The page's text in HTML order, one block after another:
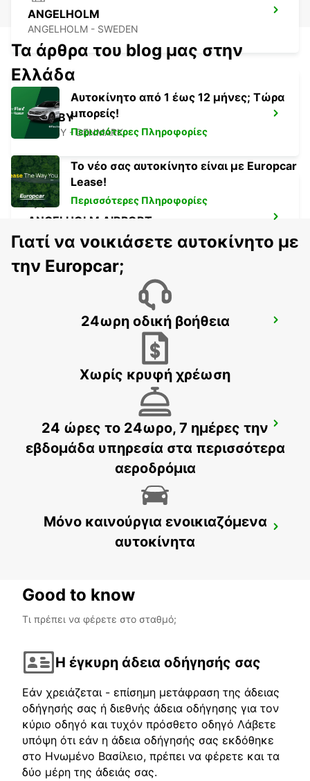
ANGELHOLM
ANGELHOLM - SWEDEN
LYNGBY
LYNGBY - DENMARK
ANGELHOLM AIRPORT
ANGELHOLM - SWEDEN
COPENHAGEN GAMMEL KONGEVEJ
COPENHAGEN - DENMARK
ALBERTSLUND
ALBERTSLUND - DENMARK
Τα άρθρα του blog μας στην
Ελλάδα
Αυτοκίνητο από 1 έως 12 μήνες; Τώρα
μπορείς!
Περισσότερες Πληροφορίες
Το νέο σας αυτοκίνητο είναι με Europcar
Lease!
Περισσότερες Πληροφορίες
Γιατί να νοικιάσετε αυτοκίνητο με
την Europcar;
24ωρη οδική βοήθεια
Χωρίς κρυφή χρέωση
24 ώρες το 24ωρο, 7 ημέρες την
εβδομάδα υπηρεσία στα περισσότερα
αεροδρόμια
Μόνο καινούργια ενοικιαζόμενα
αυτοκίνητα
Good to know
Τι πρέπει να φέρετε στο σταθμό;
Η έγκυρη άδεια οδήγησής σας
Εάν χρειάζεται - επίσημη μετάφραση της άδειας
οδήγησής σας ή διεθνής άδεια οδήγησης για τον
κύριο οδηγό και τυχόν πρόσθετο οδηγό Λάβετε
υπόψη ότι εάν η άδεια οδήγησής σας εκδόθηκε
στο Ηνωμένο Βασίλειο, πρέπει να φέρετε και τα
δύο μέρη της άδειάς σας.